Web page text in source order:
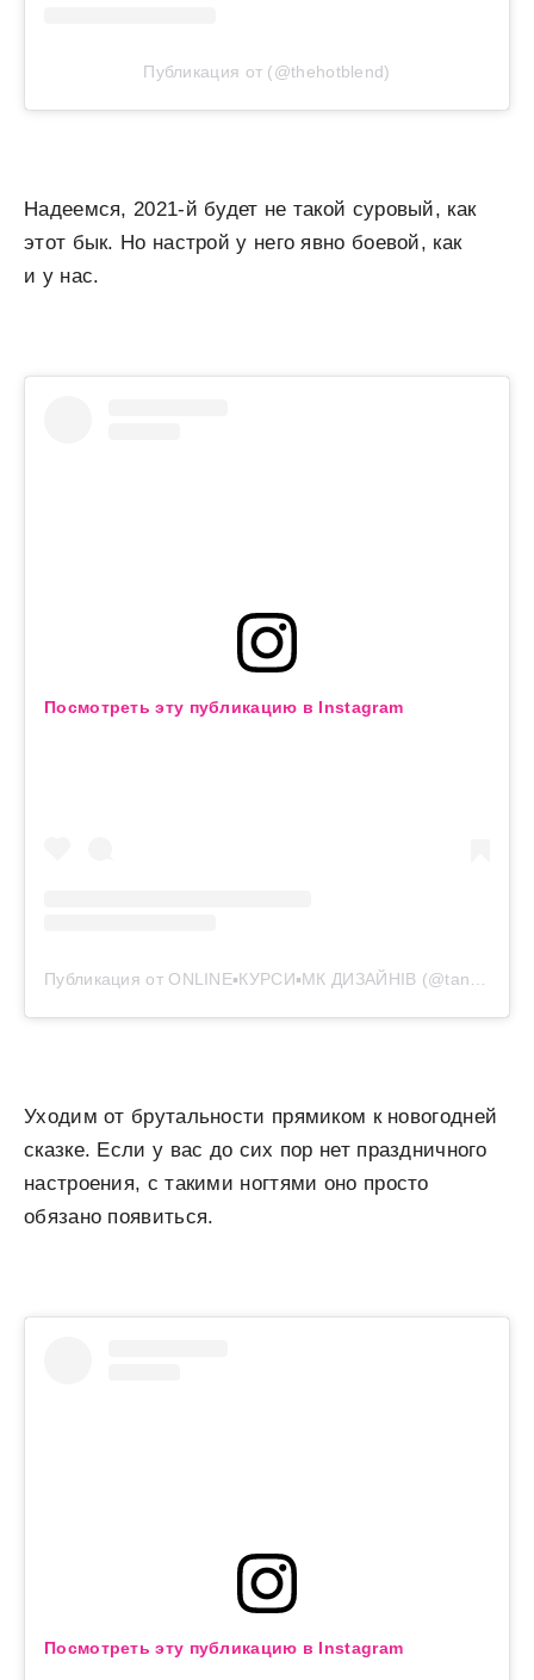
Публикация от (@thehotblend)
Надеемся, 2021-й будет не такой суровый, как
этот бык. Но настрой у него явно боевой, как
и у нас.
Посмотреть эту публикацию в Instagram
Уходим от брутальности прямиком к новогодней
сказке. Если у вас до сих пор нет праздничного
настроения, с такими ногтями оно просто
обязано появиться.
Посмотреть эту публикацию в Instagram